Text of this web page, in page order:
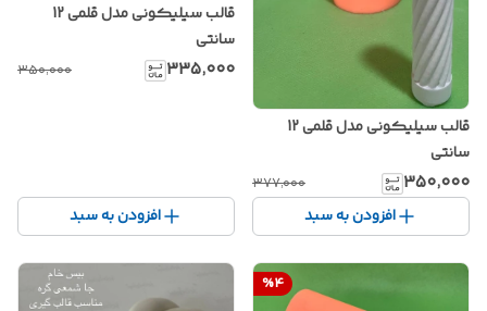
قالب سیلیکونی مدل قلمی 12
سانتی
۳۵۰٬۰۰۰ ۳۷۷٬۰۰۰
افزودن به سبد
قالب سیلیکونی مدل قلمی 12
سانتی
۳۳۵٬۰۰۰ ۳۵۰٬۰۰۰
افزودن به سبد
%4